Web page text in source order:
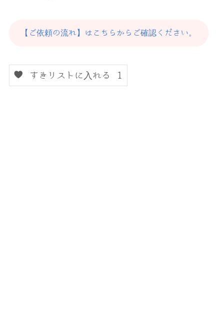
【ご依頼の流れ】はこちらからご確認ください。
すきリストに入れる 1